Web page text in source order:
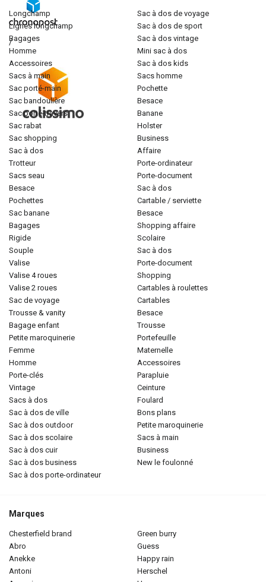
/
longchamp
lignes longchamp
bagages
homme
accessoires
sacs à main
sac porté-main
sac bandoulière
sac porté-travers
sac rabat
sac shopping
sac à dos
trotteur
sacs seau
besace
pochettes
sac banane
bagages
rigide
souple
valise
valise 4 roues
valise 2 roues
sac de voyage
trousse & vanity
bagage enfant
petite maroquinerie
femme
homme
porte-clés
vintage
sacs à dos
sac à dos de ville
sac à dos outdoor
sac à dos scolaire
sac à dos cuir
sac à dos business
sac à dos porte-ordinateur
sac à dos de voyage
sac à dos de sport
sac à dos vintage
mini sac à dos
sac à dos kids
sacs homme
pochette
besace
banane
holster
business
affaire
porte-ordinateur
porte-document
sac à dos
cartable / serviette
besace
shopping affaire
scolaire
sac à dos
porte-document
shopping
cartables à roulettes
cartables
besace
trousse
portefeuille
maternelle
accessoires
parapluie
ceinture
foulard
bons plans
petite maroquinerie
sacs à main
business
new le foulonné
Marques
chesterfield brand
abro
anekke
antoni
green burry
guess
happy rain
herschel